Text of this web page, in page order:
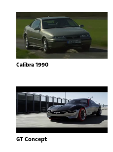
Calibra 1990
GT Concept